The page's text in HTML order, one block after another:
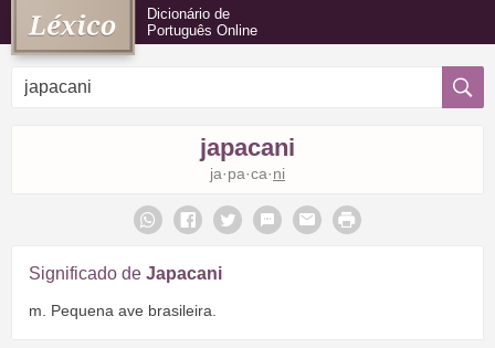
Dicionário de
Português Online
japacani
ja·pa·ca·ni
Significado de Japacani
m. Pequena ave brasileira.